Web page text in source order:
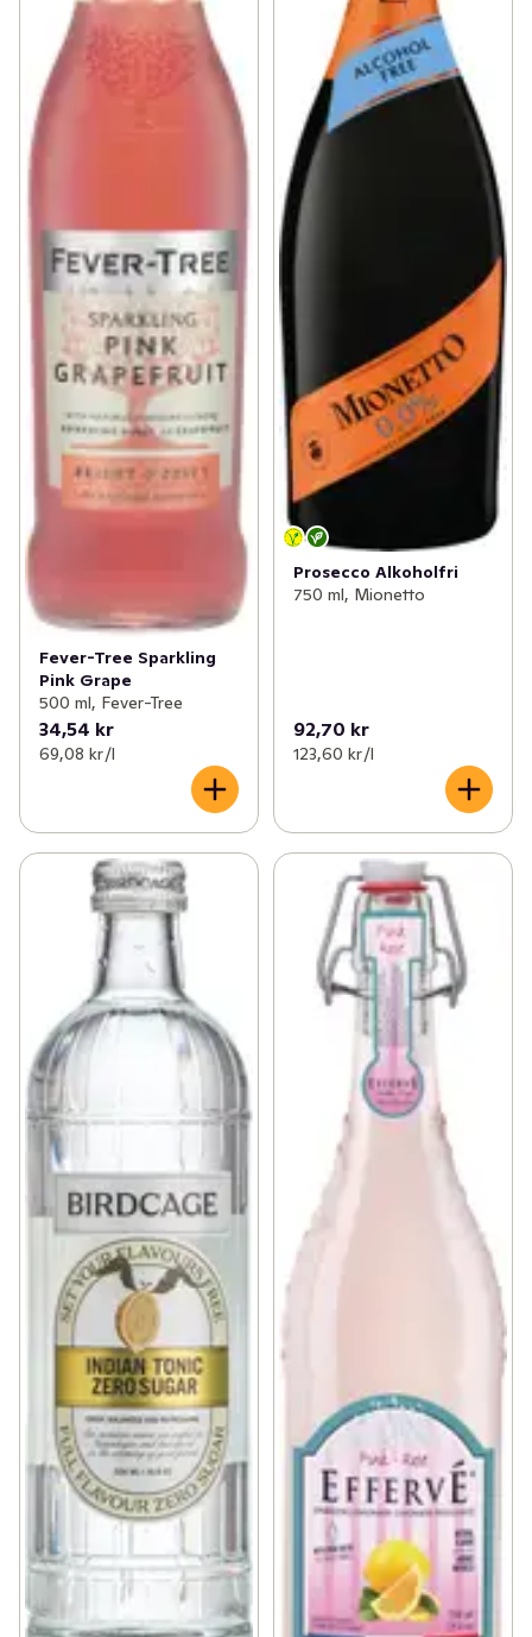
Fever-Tree Sparkling
Pink Grape
500 ml, Fever-Tree
34,54 kr
69,08 kr /l
Prosecco Alkoholfri
750 ml, Mionetto
92,70 kr
123,60 kr /l